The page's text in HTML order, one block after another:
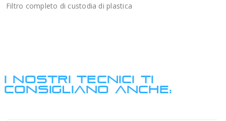
Filtro completo di custodia di plastica
I NOSTRI TECNICI TI
CONSIGLIANO ANCHE: